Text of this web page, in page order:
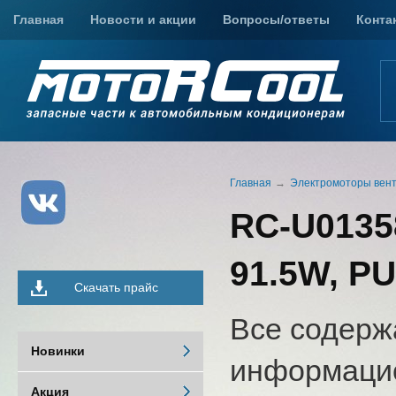
Главная Новости и акции Вопросы/ответы
Главная Электромоторы
RC-
91.5W,
Все
Скачать прайс
Новинки
Акция